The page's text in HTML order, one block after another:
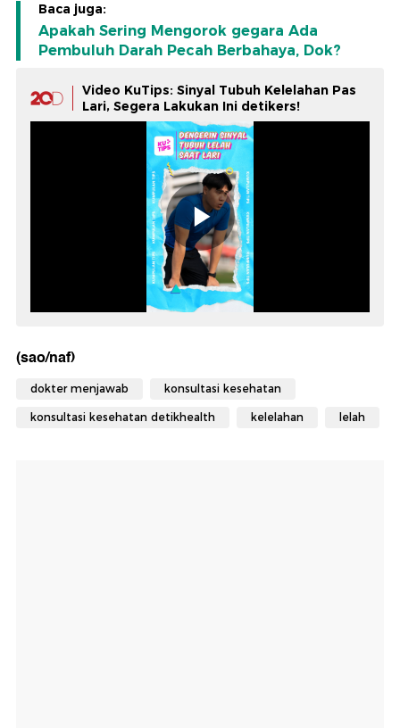
Baca juga:
Apakah Sering Mengorok gegara Ada
Pembuluh Darah Pecah Berbahaya, Dok?
Video KuTips: Sinyal Tubuh Kelelahan Pas
Lari, Segera Lakukan Ini detikers!
(sao/naf)
dokter menjawab konsultasi kesehatan
konsultasi kesehatan detikhealth kelelahan lelah